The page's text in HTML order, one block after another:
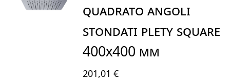
QUADRATO ANGOLI
STONDATI PLETY SQUARE
400X400 mm
201,01 €